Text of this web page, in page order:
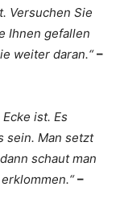
Versuchen Sie
Ihnen gefallen
weiter daran.“–
ist. Es
sein. Man setzt
schaut man
–